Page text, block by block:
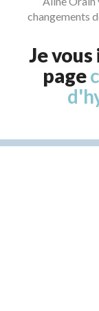
changements
Je
page